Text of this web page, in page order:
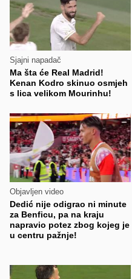
Sjajni napadač
Ma šta će Real Madrid!
Kenan Kodro skinuo osmjeh
s lica velikom Mourinhu!
Objavljen video
Dedić nije odigrao ni minute
za Benficu, pa na kraju
napravio potez zbog kojeg je
u centru pažnje!